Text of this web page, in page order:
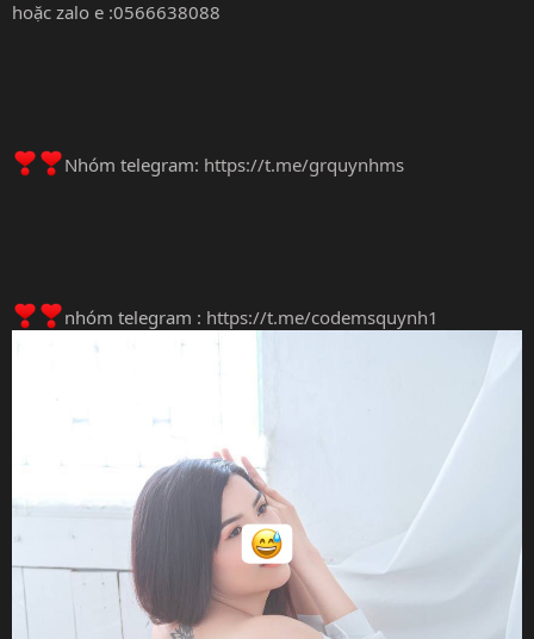
hoặc zalo e :0566638088
Nhóm telegram: https://t.me/grquynhms
nhóm telegram : https://t.me/codemsquynh1